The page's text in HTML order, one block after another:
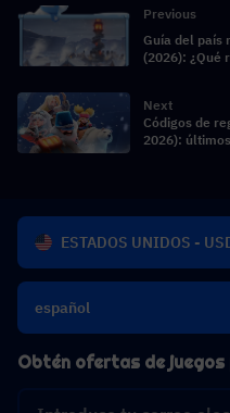
Previous
Guía del país
(2026): ¿Qué
Next
Códigos de
2026):
ESTADOS UNIDOS -
español
Obtén ofertas de